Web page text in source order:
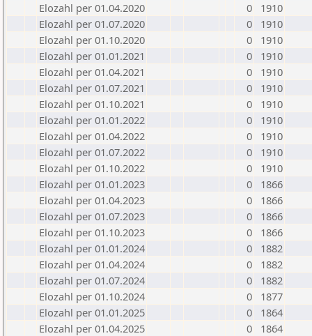
Elozahl per 01.04.2020
0
1910
Elozahl per 01.07.2020
0
1910
Elozahl per 01.10.2020
0
1910
Elozahl per 01.01.2021
0
1910
Elozahl per 01.04.2021
0
1910
Elozahl per 01.07.2021
0
1910
Elozahl per 01.10.2021
0
1910
Elozahl per 01.01.2022
0
1910
Elozahl per 01.04.2022
0
1910
Elozahl per 01.07.2022
0
1910
Elozahl per 01.10.2022
0
1910
Elozahl per 01.01.2023
0
1866
Elozahl per 01.04.2023
0
1866
Elozahl per 01.07.2023
0
1866
Elozahl per 01.10.2023
0
1866
Elozahl per 01.01.2024
0
1882
Elozahl per 01.04.2024
0
1882
Elozahl per 01.07.2024
0
1882
Elozahl per 01.10.2024
0
1877
Elozahl per 01.01.2025
0
1864
Elozahl per 01.04.2025
0
1864